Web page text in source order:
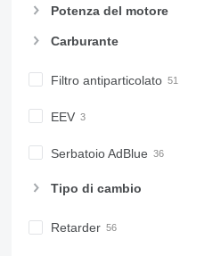
Potenza del motore
Carburante
Filtro antiparticolato
EEV
Serbatoio AdBlue
Tipo di cambio
Retarder